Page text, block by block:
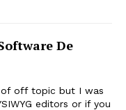
De
of off topic but I was
editors or if you